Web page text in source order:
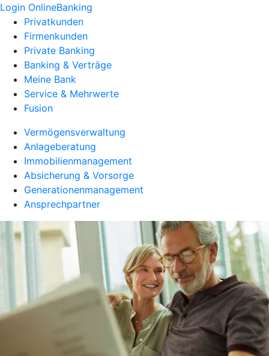
Login OnlineBanking
Privatkunden
Firmenkunden
Private Banking
Banking & Verträge
Meine Bank
Service & Mehrwerte
Fusion
Vermögensverwaltung
Anlageberatung
Immobilienmanagement
Absicherung & Vorsorge
Generationenmanagement
Ansprechpartner